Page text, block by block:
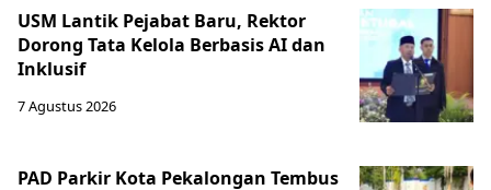
USM Lantik Pejabat Baru, Rektor
Dorong Tata Kelola Berbasis AI dan
Inklusif
7 Agustus 2026
PAD Parkir Kota Pekalongan Tembus